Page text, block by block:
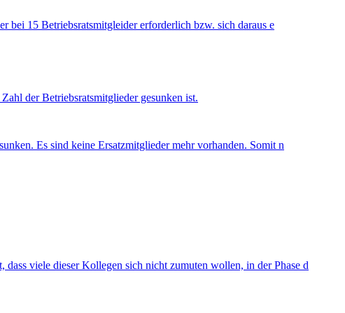
bei 15 Betriebsratsmitgleider erforderlich bzw. sich daraus e
der Betriebsratsmitglieder gesunken ist.
Es sind keine Ersatzmitglieder mehr vorhanden. Somit n
viele dieser Kollegen sich nicht zumuten wollen, in der Phase d